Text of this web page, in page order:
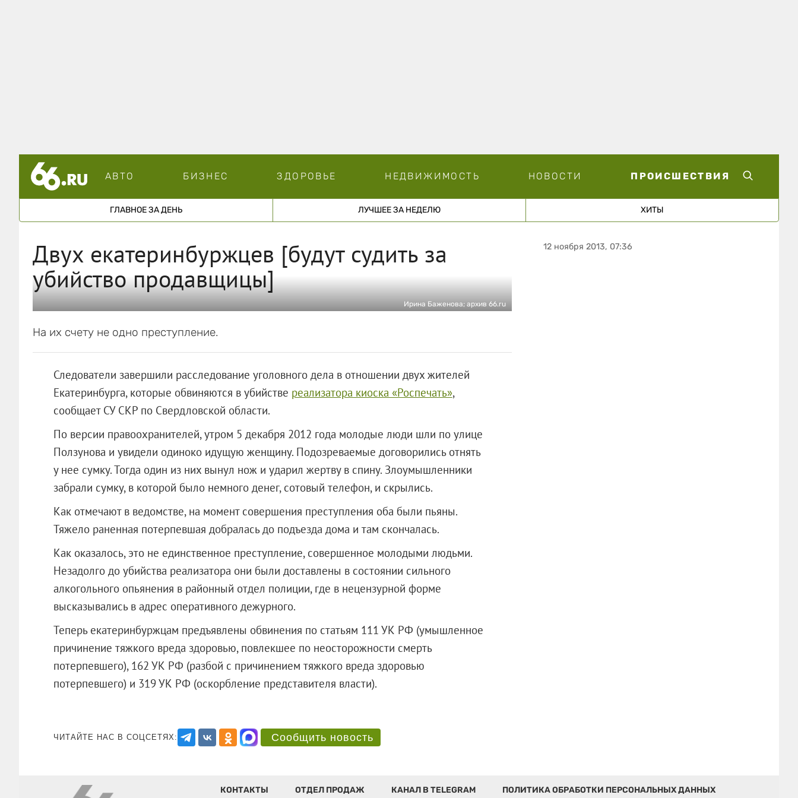
АВТО БИЗНЕС ЗДОРОВЬЕ НЕДВИЖИМОСТЬ НОВОСТИ ПРОИСШЕСТВИЯ
ГЛАВНОЕ ЗА ДЕНЬ ЛУЧШЕЕ ЗА НЕДЕЛЮ ХИТЫ
Двух екатеринбуржцев [будут судить за
убийство продавщицы]
Ирина Баженова; архив 66.ru
На их счету не одно преступление.
Следователи завершили расследование уголовного дела в отношении двух жителей
Екатеринбурга, которые обвиняются в убийстве реализатора киоска «Роспечать»,
сообщает СУ СКР по Свердловской области.
По версии правоохранителей, утром 5 декабря 2012 года молодые люди шли по улице
Ползунова и увидели одиноко идущую женщину. Подозреваемые договорились отнять
у нее сумку. Тогда один из них вынул нож и ударил жертву в спину. Злоумышленники
забрали сумку, в которой было немного денег, сотовый телефон, и скрылись.
Как отмечают в ведомстве, на момент совершения преступления оба были пьяны.
Тяжело раненная потерпевшая добралась до подъезда дома и там скончалась.
Как оказалось, это не единственное преступление, совершенное молодыми людьми.
Незадолго до убийства реализатора они были доставлены в состоянии сильного
алкогольного опьянения в районный отдел полиции, где в нецензурной форме
высказывались в адрес оперативного дежурного.
Теперь екатеринбуржцам предъявлены обвинения по статьям 111 УК РФ (умышленное
причинение тяжкого вреда здоровью, повлекшее по неосторожности смерть
потерпевшего), 162 УК РФ (разбой с причинением тяжкого вреда здоровью
потерпевшего) и 319 УК РФ (оскорбление представителя власти).
ЧИТАЙТЕ НАС В СОЦСЕТЯХ: Сообщить новость
12 ноября 2013, 07:36
КОНТАКТЫ ОТДЕЛ ПРОДАЖ КАНАЛ В TELEGRAM ПОЛИТИКА ОБРАБОТКИ ПЕРСОНАЛЬНЫХ ДАННЫХ